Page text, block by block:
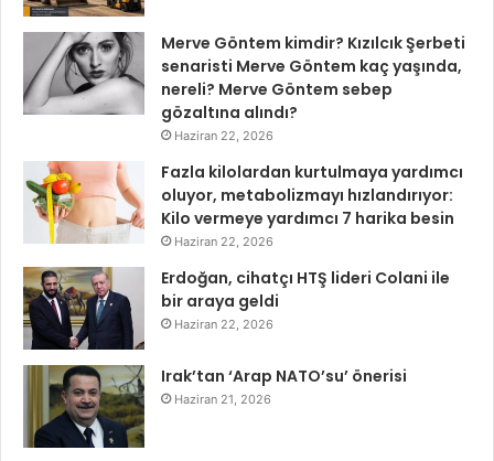
Merve Göntem kimdir? Kızılcık Şerbeti
senaristi Merve Göntem kaç yaşında,
nereli? Merve Göntem sebep
gözaltına alındı?
Haziran 22, 2026
Fazla kilolardan kurtulmaya yardımcı
oluyor, metabolizmayı hızlandırıyor:
Kilo vermeye yardımcı 7 harika besin
Haziran 22, 2026
Erdoğan, cihatçı HTŞ lideri Colani ile
bir araya geldi
Haziran 22, 2026
Irak’tan ‘Arap NATO’su’ önerisi
Haziran 21, 2026